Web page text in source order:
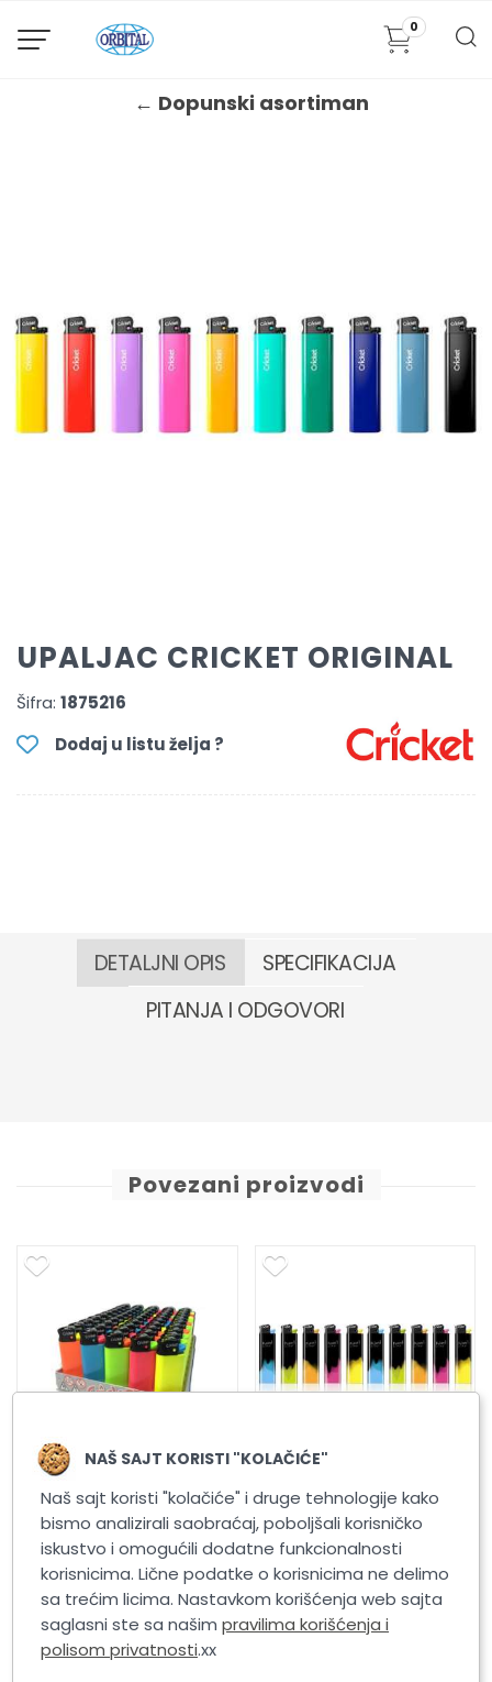
0
← Dopunski asortiman
UPALJAC CRICKET ORIGINAL
Šifra: 1875216
Dodaj u listu želja ?
DETALJNI OPIS
SPECIFIKACIJA
PITANJA I ODGOVORI
Povezani proizvodi
UPALJAC CRICKET MINI
GLOSSY
UPALJAC CRICKET SIMPLI.
FUS.3
Slični proizvodi
NAŠ SAJT KORISTI "KOLAČIĆE"
Naš sajt koristi "kolačiće" i druge tehnologije kako
bismo analizirali saobraćaj, poboljšali korisničko
iskustvo i omogućili dodatne funkcionalnosti
korisnicima. Lične podatke o korisnicima ne delimo
sa trećim licima. Nastavkom korišćenja web sajta
saglasni ste sa našimpravilima korišćenja i
polisom privatnosti.xx